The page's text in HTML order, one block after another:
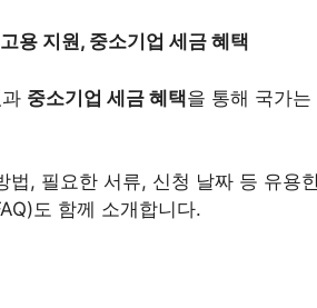
용 지원, 중소기업 세금 혜택
과 중소기업 세금 혜택을 통해 국가
, 필요한 서류, 신청 날짜 등 유용
도 함께 소개합니다.